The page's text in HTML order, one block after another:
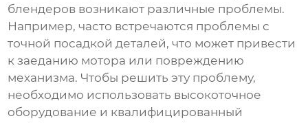
блендеров возникают различные проблемы.
Например, часто встречаются проблемы с
точной посадкой деталей, что может привести
к заеданию мотора или повреждению
механизма. Чтобы решить эту проблему,
необходимо использовать высокоточное
оборудование и квалифицированный